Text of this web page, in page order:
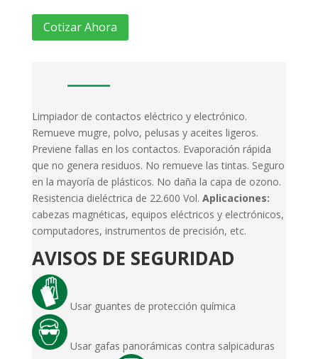
Cotizar Ahora
Limpiador de contactos eléctrico y electrónico.
Remueve mugre, polvo, pelusas y aceites ligeros.
Previene fallas en los contactos. Evaporación rápida
que no genera residuos. No remueve las tintas. Seguro
en la mayoría de plásticos. No daña la capa de ozono.
Resistencia dieléctrica de 22.600 Vol. Aplicaciones:
cabezas magnéticas, equipos eléctricos y electrónicos,
computadores, instrumentos de precisión, etc.
AVISOS DE SEGURIDAD
Usar guantes de protección química
Usar gafas panorámicas contra salpicaduras